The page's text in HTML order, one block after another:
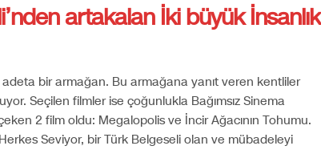
artakalan İki büyük İnsanlık
adeta bir armağan. Bu armağana yanıt veren kentliler
Seçilen filmler ise çoğunlukla Bağımsız Sinema
2 film oldu: Megalopolis ve İncir Ağacının Tohumu.
Seviyor, bir Türk Belgeseli olan ve mübadeleyi